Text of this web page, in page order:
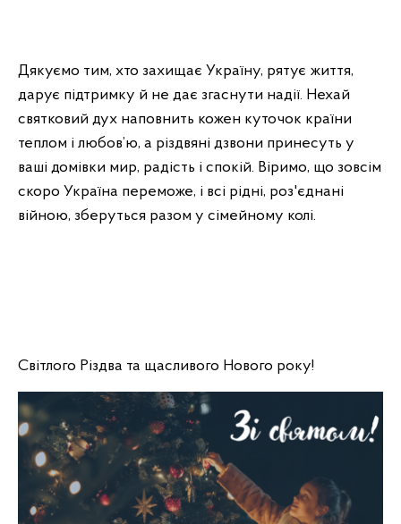
Дякуємо тим, хто захищає Україну, рятує життя,
дарує підтримку й не дає згаснути надії. Нехай
святковий дух наповнить кожен куточок країни
теплом і любов’ю, а різдвяні дзвони принесуть у
ваші домівки мир, радість і спокій. Віримо, що зовсім
скоро Україна переможе, і всі рідні, роз'єднані
війною, зберуться разом у сімейному колі.
Світлого Різдва та щасливого Нового року!